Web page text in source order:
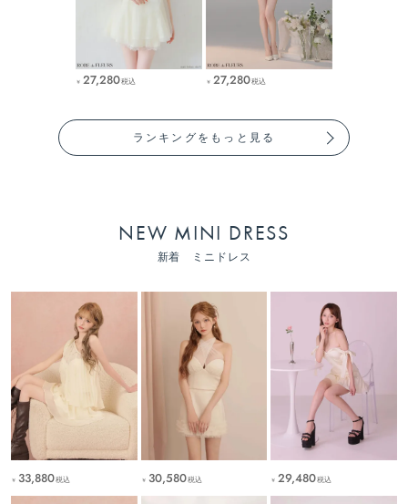
￥ 27,280税込 ￥ 27,280税込
ランキングをもっと見る
NEW MINI DRESS
新着 ミニドレス
￥ 33,880税込 ￥ 30,580税込 ￥ 29,480税込